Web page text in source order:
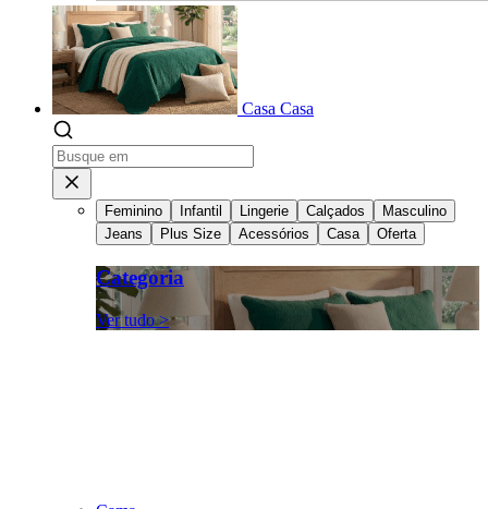
Casa Casa
Feminino Infantil Lingerie Calçados
Masculino
Jeans
Plus Size Acessórios Casa Oferta
Categoria
Ver tudo >